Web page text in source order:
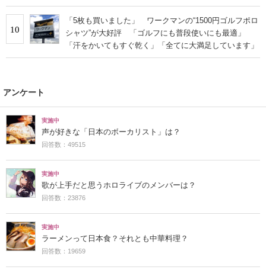
10
「5枚も買いました」 ワークマンの“1500円ゴルフポロ
シャツ”が大好評 「ゴルフにも普段使いにも最適」
「汗をかいてもすぐ乾く」「全てに大満足しています」
アンケート
実施中
声が好きな「日本のボーカリスト」は？
回答数：49515
実施中
歌が上手だと思うホロライブのメンバーは？
回答数：23876
実施中
ラーメンって日本食？それとも中華料理？
回答数：19659